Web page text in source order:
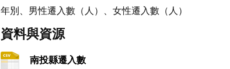
年別、男性遷入數（人）、女性遷入數（人）
資料與資源
南投縣遷入數